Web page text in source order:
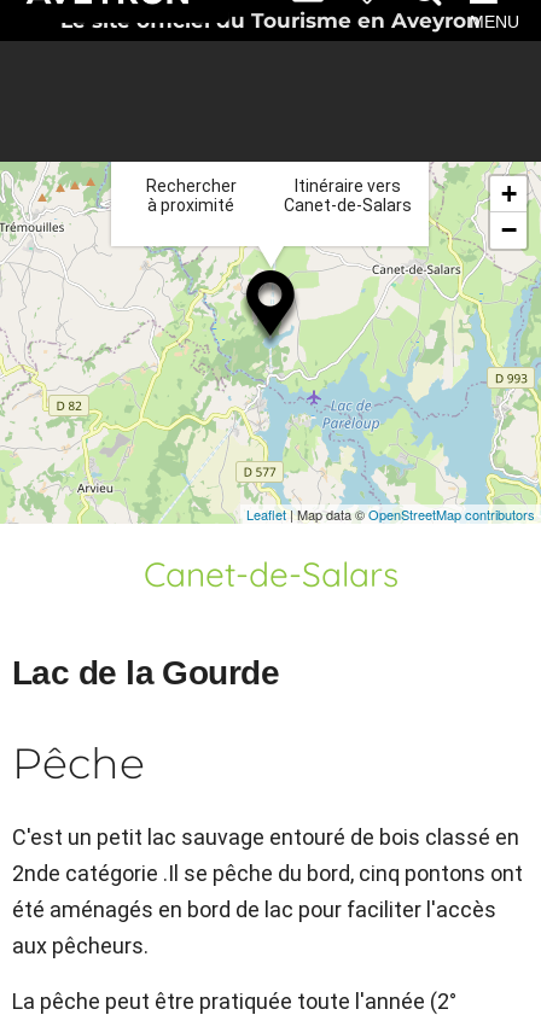
Le site officiel du Tourisme en AveyronMENU
Rechercher
à proximité
Itinéraire vers
Canet-de-Salars
+
−
Leaflet| Map data ©OpenStreetMap contributors
Canet-de-Salars
Lac de la Gourde
Pêche
C'est un petit lac sauvage entouré de bois classé en
2nde catégorie .Il se pêche du bord, cinq pontons ont
été aménagés en bord de lac pour faciliter l'accès
aux pêcheurs.
La pêche peut être pratiquée toute l'année (2°